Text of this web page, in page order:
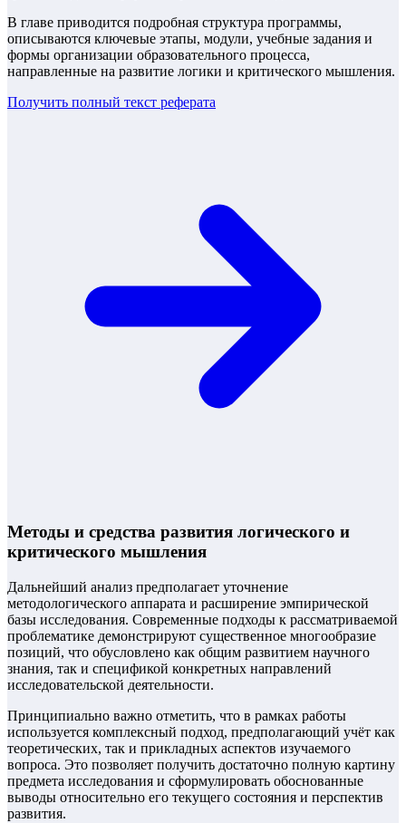
В главе приводится подробная структура программы,
описываются ключевые этапы, модули, учебные задания и
формы организации образовательного процесса,
направленные на развитие логики и критического мышления.
Получить полный текст реферата
Методы и средства развития логического и
критического мышления
Дальнейший анализ предполагает уточнение
методологического аппарата и расширение эмпирической
базы исследования. Современные подходы к рассматриваемой
проблематике демонстрируют существенное многообразие
позиций, что обусловлено как общим развитием научного
знания, так и спецификой конкретных направлений
исследовательской деятельности.
Принципиально важно отметить, что в рамках работы
используется комплексный подход, предполагающий учёт как
теоретических, так и прикладных аспектов изучаемого
вопроса. Это позволяет получить достаточно полную картину
предмета исследования и сформулировать обоснованные
выводы относительно его текущего состояния и перспектив
развития.